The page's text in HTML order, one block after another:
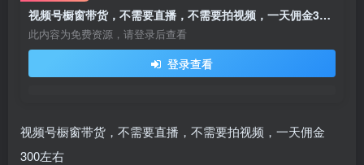
视频号橱窗带货，不需要直播，不需要拍视频，一天佣金300左右
此内容为免费资源，请登录后查看
登录查看
视频号橱窗带货，不需要直播，不需要拍视频，一天佣金
300左右